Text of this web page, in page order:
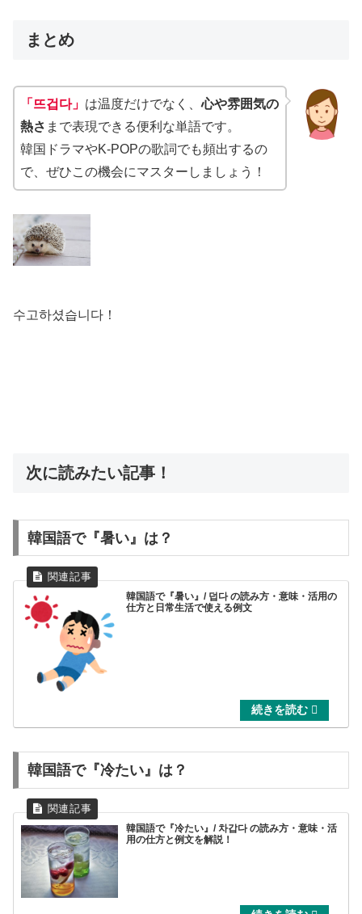
まとめ
「뜨겁다」 は温度だけでなく、心や雰囲気の
熱さ まで表現できる便利な単語です。
韓国ドラマやK-POPの歌詞でも頻出するの
で、ぜひこの機会にマスターしましょう！
수고하셨습니다！
次に読みたい記事！
韓国語で『暑い』は？
韓国語で『暑い』/ 덥다 の読み方・意味・活用の
仕方と日常生活で使える例文
韓国語で『冷たい』は？
韓国語で『冷たい』/ 차갑다 の読み方・意味・活
用の仕方と例文を解説！